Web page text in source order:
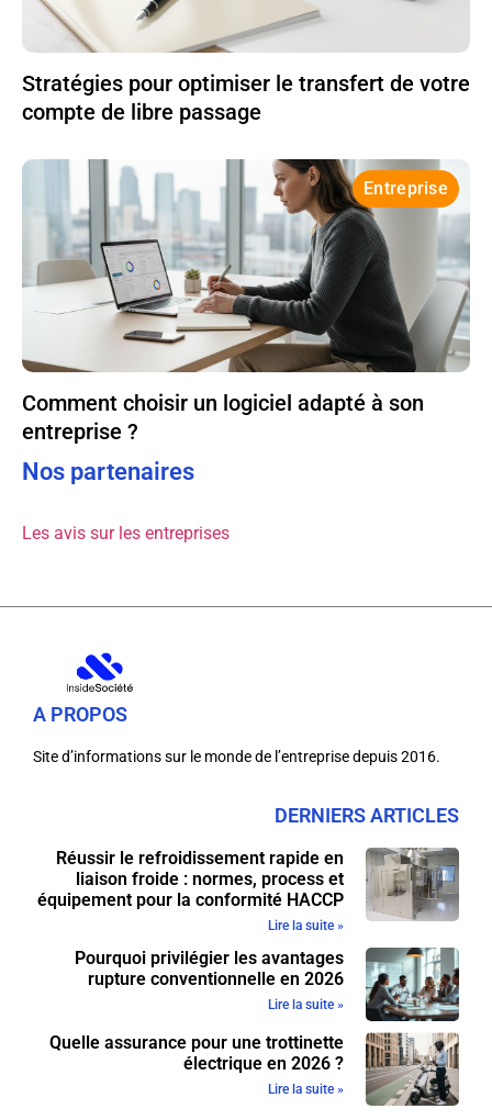
Stratégies pour optimiser le transfert de votre
compte de libre passage
Entreprise
Comment choisir un logiciel adapté à son
entreprise ?
Nos partenaires
Les avis sur les entreprises
A PROPOS
Site d’informations sur le monde de l’entreprise depuis 2016.
DERNIERS ARTICLES
Réussir le refroidissement rapide en
liaison froide : normes, process et
équipement pour la conformité HACCP
Lire la suite »
Pourquoi privilégier les avantages
rupture conventionnelle en 2026
Lire la suite »
Quelle assurance pour une trottinette
électrique en 2026 ?
Lire la suite »